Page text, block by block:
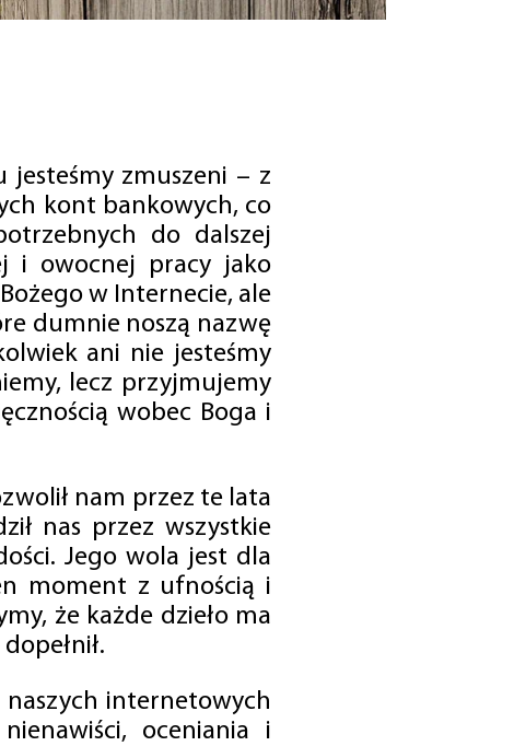
jesteśmy zmuszeni – z
kont bankowych, co
do dalszej
i owocnej pracy jako
w Internecie, ale
dumnie noszą nazwę
ani nie jesteśmy
lecz przyjmujemy
wobec Boga i
nam przez te lata
nas przez wszystkie
Jego wola jest dla
moment z ufnością i
że każde dzieło ma
naszych internetowych
oceniania i